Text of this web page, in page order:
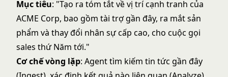
Mục tiêu: "Tạo ra tóm tắt về vị trí cạnh tranh của
ACME Corp, bao gồm tài trợ gần đây, ra mắt sản
phẩm và thay đổi nhân sự cấp cao, cho cuộc gọi
sales thứ Năm tới."
Cơ chế vòng lặp: Agent tìm kiếm tin tức gần đây